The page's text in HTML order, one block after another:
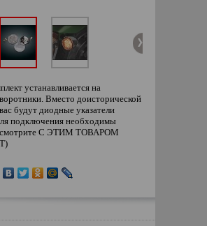
устанавливается на
Вместо доисторической
будут диодные указатели
подключения необходимы
С ЭТИМ ТОВАРОМ